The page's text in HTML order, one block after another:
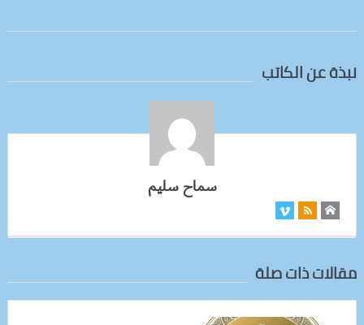
نبذة عن الكاتب
سماح سليم
مقالات ذات صلة